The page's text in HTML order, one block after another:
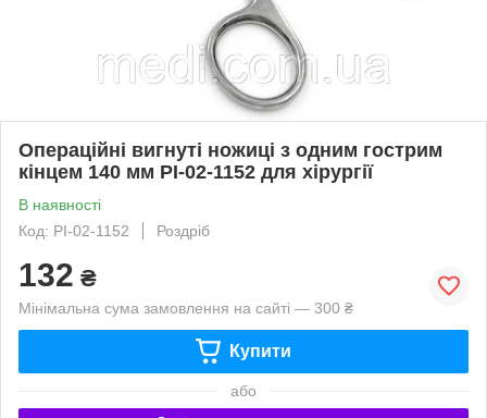
Операційні вигнуті ножиці з одним гострим
кінцем 140 мм PI-02-1152 для хірургії
В наявності
Код: PI-02-1152
Роздріб
132 ₴
Мінімальна сума замовлення на сайті — 300 ₴
Купити
або